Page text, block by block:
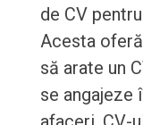
de CV
Acesta
să arate un
se angajeze